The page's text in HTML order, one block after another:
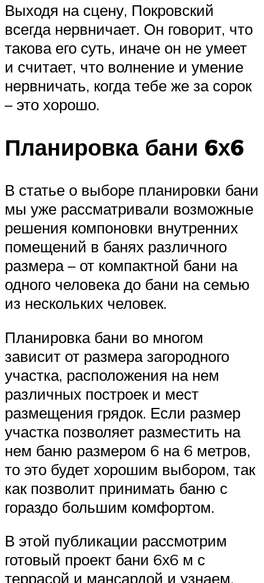
Выходя на сцену, Покровский
всегда нервничает. Он говорит, что
такова его суть, иначе он не умеет
и считает, что волнение и умение
нервничать, когда тебе же за сорок
– это хорошо.
Планировка бани 6х6
В статье о выборе планировки бани
мы уже рассматривали возможные
решения компоновки внутренних
помещений в банях различного
размера – от компактной бани на
одного человека до бани на семью
из нескольких человек.
Планировка бани во многом
зависит от размера загородного
участка, расположения на нем
различных построек и мест
размещения грядок. Если размер
участка позволяет разместить на
нем баню размером 6 на 6 метров,
то это будет хорошим выбором, так
как позволит принимать баню с
гораздо большим комфортом.
В этой публикации рассмотрим
готовый проект бани 6х6 м с
террасой и мансардой и узнаем,